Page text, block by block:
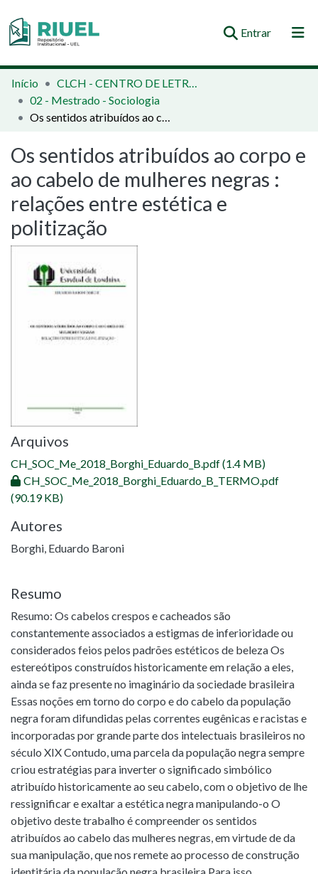
Entrar(current)
Orientações e Normas
Comunidades e Coleções
Estatísticas
Início
CLCH - CENTRO DE LETRAS E CIÊNCIAS HUMANAS
02 - Mestrado - Sociologia
Os sentidos atribuídos ao corpo e ao cabelo de mulheres negras : relações entre estética e politização
Os sentidos atribuídos ao corpo e
ao cabelo de mulheres negras :
relações entre estética e
politização
Arquivos
CH_SOC_Me_2018_Borghi_Eduardo_B.pdf(1.4 MB)
CH_SOC_Me_2018_Borghi_Eduardo_B_TERMO.pdf
(90.19 KB)
Autores
Borghi, Eduardo Baroni
Resumo
Resumo: Os cabelos crespos e cacheados são
constantemente associados a estigmas de inferioridade ou
considerados feios pelos padrões estéticos de beleza Os
estereótipos construídos historicamente em relação a eles,
ainda se faz presente no imaginário da sociedade brasileira
Essas noções em torno do corpo e do cabelo da população
negra foram difundidas pelas correntes eugênicas e racistas e
incorporadas por grande parte dos intelectuais brasileiros no
século XIX Contudo, uma parcela da população negra sempre
criou estratégias para inverter o significado simbólico
atribuído historicamente ao seu cabelo, com o objetivo de lhe
ressignificar e exaltar a estética negra manipulando-o O
objetivo deste trabalho é compreender os sentidos
atribuídos ao cabelo das mulheres negras, em virtude de da
sua manipulação, que nos remete ao processo de construção